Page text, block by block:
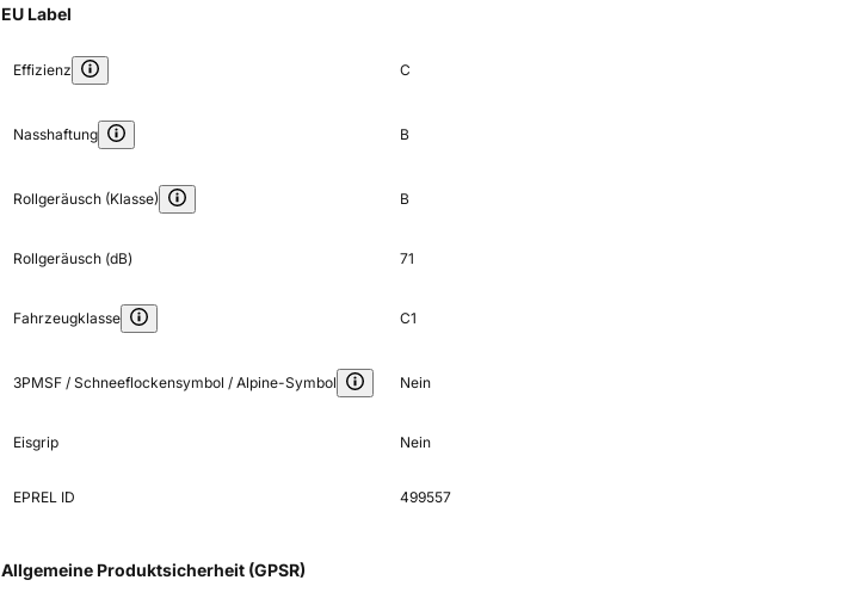
EU Label
Effizienz C
Nasshaftung B
Rollgeräusch (Klasse) B
Rollgeräusch (dB) 71
Fahrzeugklasse C1
3PMSF / Schneeflockensymbol / Alpine-Symbol Nein
Eisgrip Nein
EPREL ID 499557
Allgemeine Produktsicherheit (GPSR)